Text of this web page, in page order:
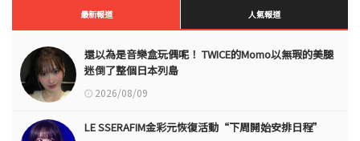
最新報道 人氣報道
還以為是音樂盒玩偶呢！ TWICE的Momo以無瑕的美腿
迷倒了整個日本列島
2026/08/09
LE SSERAFIM金彩元恢復活動“下周開始安排日程”